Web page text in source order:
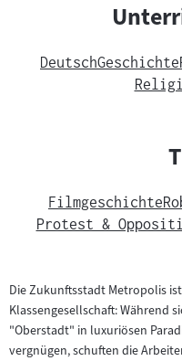
DeutschGeschichte
Filmgeschichte
Protest &
Die Zukunftsstadt Metropolis
Klassengesellschaft: Während
"Oberstadt" in luxuriösen
vergnügen, schuften die